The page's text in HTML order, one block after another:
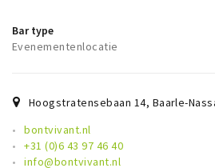
Activité
Bar type
Evenementenlocatie
Hoogstratensebaan 14, Baarle-
bontvivant.nl
+31 (0)6 43 97 46 40
info@bontvivant.nl